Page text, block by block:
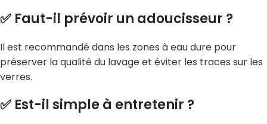
✅ Faut-il prévoir un adoucisseur ?
Il est recommandé dans les zones à eau dure pour
préserver la qualité du lavage et éviter les traces sur les
verres.
✅ Est-il simple à entretenir ?